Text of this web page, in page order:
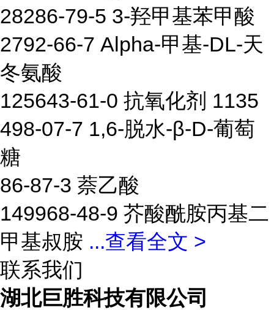
28286-79-5 3-羟甲基苯甲酸
2792-66-7 Alpha-甲基-DL-天
冬氨酸
125643-61-0 抗氧化剂 1135
498-07-7 1,6-脱水-β-D-葡萄
糖
86-87-3 萘乙酸
149968-48-9 芥酸酰胺丙基二
甲基叔胺 ...查看全文 >
联系我们
湖北巨胜科技有限公司